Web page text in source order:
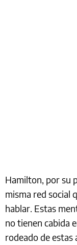
Hamilton, por su
misma red social
hablar. Estas
no tienen cabida
rodeado de